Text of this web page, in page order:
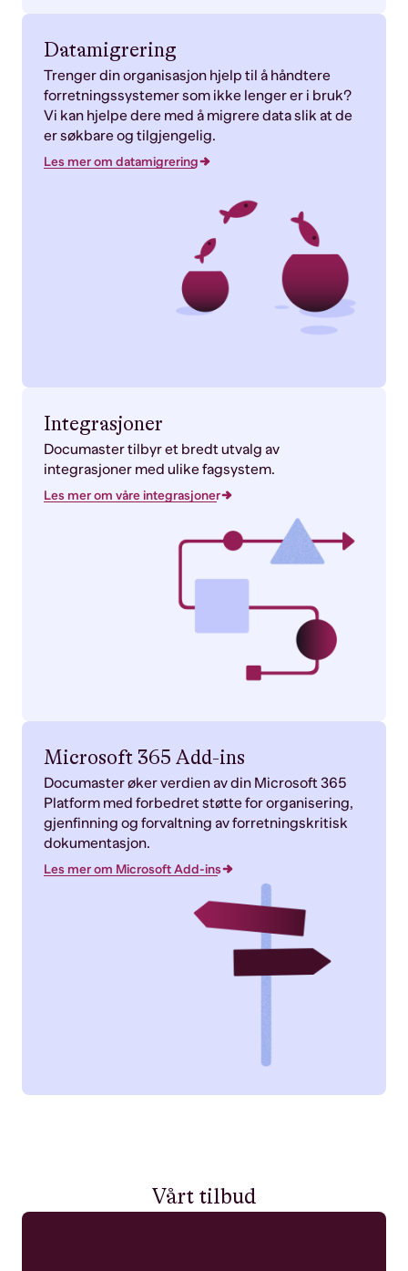
Datamigrering
Trenger din organisasjon hjelp til å håndtere
forretningssystemer som ikke lenger er i bruk?
Vi kan hjelpe dere med å migrere data slik at de
er søkbare og tilgjengelig.
Les mer om datamigrering
Integrasjoner
Documaster tilbyr et bredt utvalg av
integrasjoner med ulike fagsystem.
Les mer om våre integrasjoner
Microsoft 365 Add-ins
Documaster øker verdien av din Microsoft 365
Platform med forbedret støtte for organisering,
gjenfinning og forvaltning av forretningskritisk
dokumentasjon.
Les mer om Microsoft Add-ins
Vårt tilbud